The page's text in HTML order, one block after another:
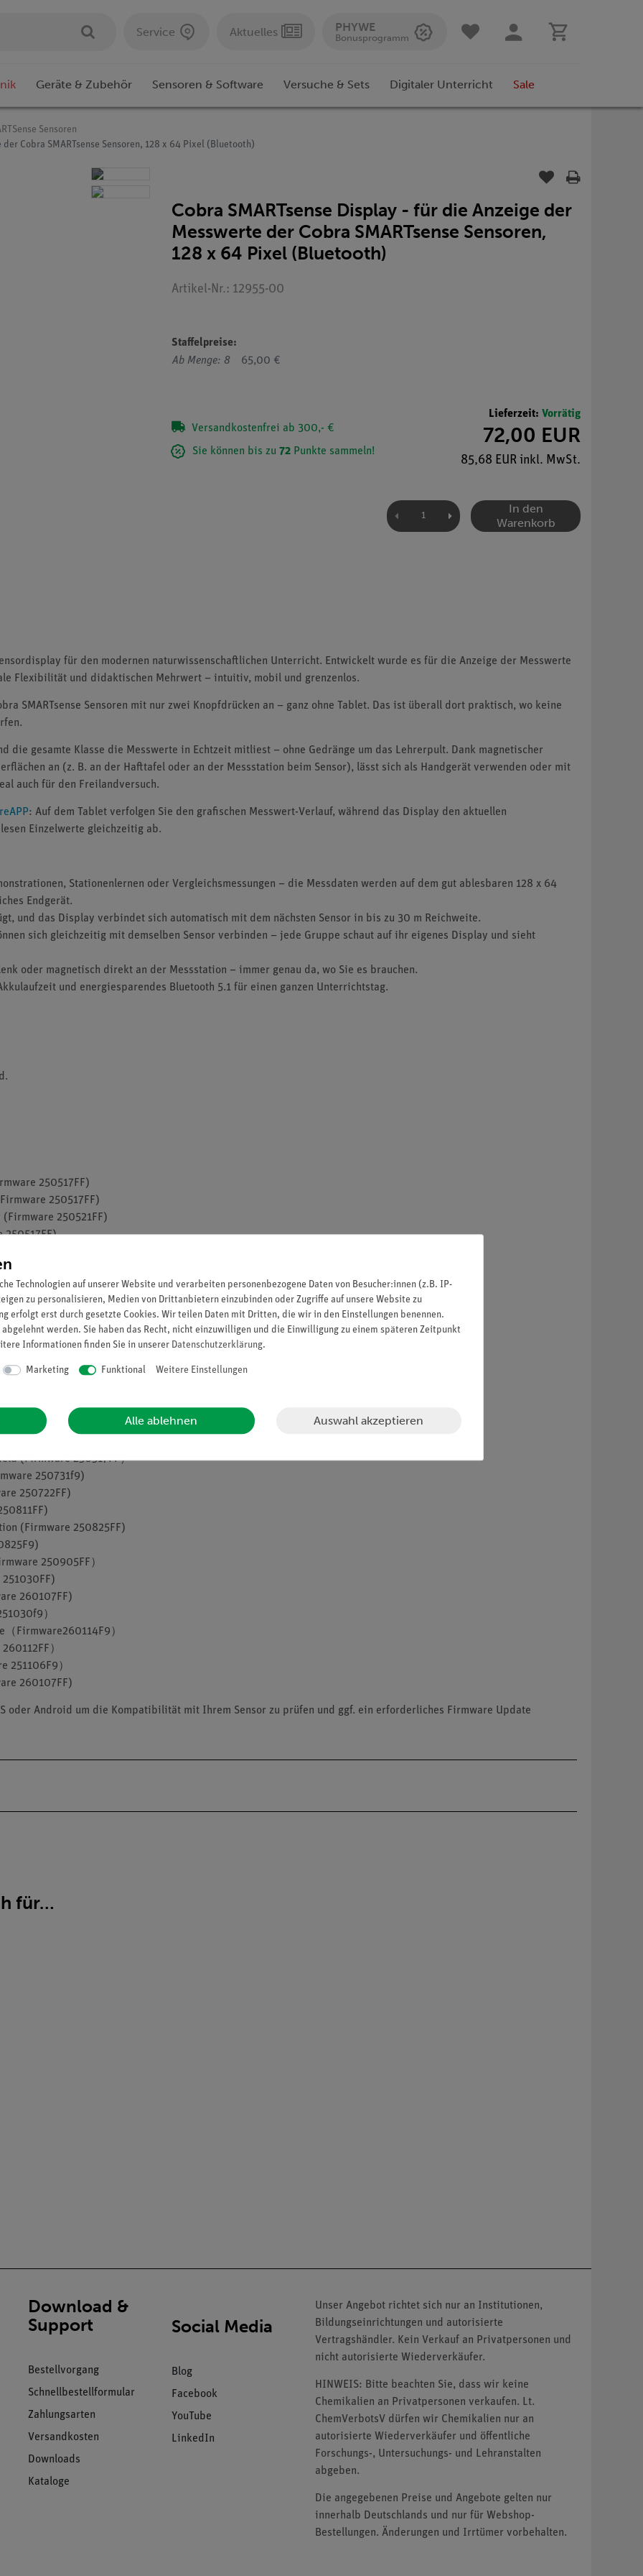
Service Aktuelles PHYWE
Bonusprogramm
Geräte & Zubehör Sensoren & Software Versuche & Sets Digitaler Unterricht Sale
Sensoren
Cobra SMARTsense Sensoren, 128 x 64 Pixel (Bluetooth)
Cobra SMARTsense Display - für die Anzeige der
Messwerte der Cobra SMARTsense Sensoren,
128 x 64 Pixel (Bluetooth)
Artikel-Nr.: 12955-00
Staffelpreise:
Ab Menge: 8
65,00 €
Versandkostenfrei ab 300,- €
Sie können bis zu 72 Punkte sammeln!
Lieferzeit: Vorrätig
72,00 EUR
85,68 EUR inkl. MwSt.
In den
Warenkorb
für den modernen naturwissenschaftlichen Unterricht. Entwickelt wurde es für die Anzeige der Messwerte
Flexibilität und didaktischen Mehrwert – intuitiv, mobil und grenzenlos.
SMARTsense Sensoren mit nur zwei Knopfdrücken an – ganz ohne Tablet. Das ist überall dort praktisch, wo keine
die gesamte Klasse die Messwerte in Echtzeit mitliest – ohne Gedränge um das Lehrerpult. Dank magnetischer
an (z. B. an der Hafttafel oder an der Messstation beim Sensor), lässt sich als Handgerät verwenden oder mit
auch für den Freilandversuch.
: Auf dem Tablet verfolgen Sie den grafischen Messwert-Verlauf, während das Display den aktuellen
Einzelwerte gleichzeitig ab.
Stationenlernen oder Vergleichsmessungen – die Messdaten werden auf dem gut ablesbaren 128 x 64
Endgerät.
und das Display verbindet sich automatisch mit dem nächsten Sensor in bis zu 30 m Reichweite.
sich gleichzeitig mit demselben Sensor verbinden – jede Gruppe schaut auf ihr eigenes Display und sieht
oder magnetisch direkt an der Messstation – immer genau da, wo Sie es brauchen.
und energiesparendes Bluetooth 5.1 für einen ganzen Unterrichtstag.
250517FF)
250517FF)
(Firmware 250521FF)
250517FF)
(Firmware 250617FF)
(Firmware 250517FF)
250517FF + 250811FF)
250715FC)
250715FC)
250715FC)
250715FC)
250715FC)
250715FC)
250715FC)
250517FF)
(Firmware 250517FF）
250731f9)
250722FF)
(Firmware 250825FF)
250905FF）
251030FF)
260107FF)
）
Firmware260114F9）
）
251106F9）
260107FF)
oder Android um die Kompatibilität mit Ihrem Sensor zu prüfen und ggf. ein erforderliches Firmware Update
für…
Download &
Support
Bestellvorgang
Schnellbestellformular
Zahlungsarten
Versandkosten
Downloads
Kataloge
Social Media
Blog
Facebook
YouTube
LinkedIn
Unser Angebot richtet sich nur an Institutionen,
Bildungseinrichtungen und autorisierte
Vertragshändler. Kein Verkauf an Privatpersonen und
nicht autorisierte Wiederverkäufer.
HINWEIS: Bitte beachten Sie, dass wir keine
Chemikalien an Privatpersonen verkaufen. Lt.
ChemVerbotsV dürfen wir Chemikalien nur an
autorisierte Wiederverkäufer und öffentliche
Forschungs-, Untersuchungs- und Lehranstalten
abgeben.
Die angegebenen Preise und Angebote gelten nur
innerhalb Deutschlands und nur für Webshop-
Bestellungen. Änderungen und Irrtümer vorbehalten.
Technologien auf unserer Website und verarbeiten personenbezogene Daten von Besucher:innen (z.B. IP-
zu personalisieren, Medien von Drittanbietern einzubinden oder Zugriffe auf unsere Website zu
erfolgt erst durch gesetzte Cookies. Wir teilen Daten mit Dritten, die wir in den Einstellungen benennen.
werden. Sie haben das Recht, nicht einzuwilligen und die Einwilligung zu einem späteren Zeitpunkt
Informationen finden Sie in unserer Daten­schutz­erklärung.
Marketing Funktional Weitere Einstellungen
Alle ablehnen Auswahl akzeptieren